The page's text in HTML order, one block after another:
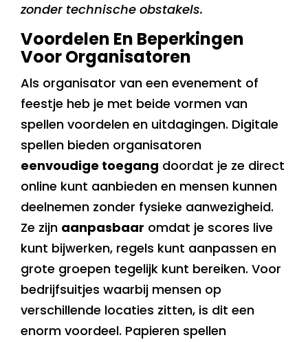
zonder technische obstakels.
Voordelen En Beperkingen
Voor Organisatoren
Als organisator van een evenement of
feestje heb je met beide vormen van
spellen voordelen en uitdagingen. Digitale
spellen bieden organisatoren
eenvoudige toegang doordat je ze direct
online kunt aanbieden en mensen kunnen
deelnemen zonder fysieke aanwezigheid.
Ze zijn aanpasbaar omdat je scores live
kunt bijwerken, regels kunt aanpassen en
grote groepen tegelijk kunt bereiken. Voor
bedrijfsuitjes waarbij mensen op
verschillende locaties zitten, is dit een
enorm voordeel. Papieren spellen